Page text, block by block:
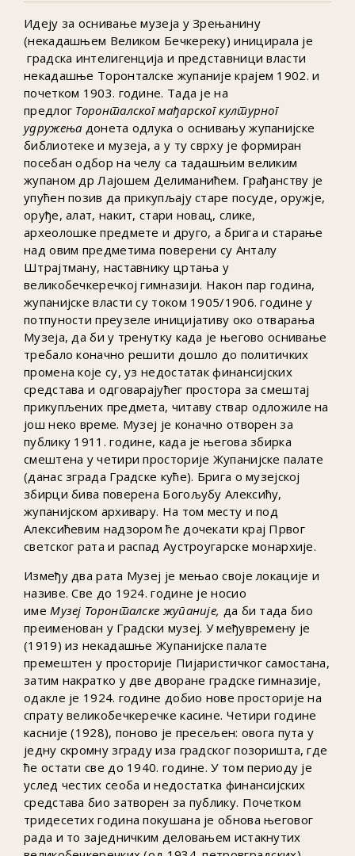
Идеју за оснивање музеја у Зрењанину
(некадашњем Великом Бечкереку) иницирала је
градска интелигенција и представници власти
некадашње Торонталске жупаније крајем 1902. и
почетком 1903. године. Тада је на
предлог Торонталског мађарског културног
удружења донета одлука о оснивању жупанијске
библиотеке и музеја, а у ту сврху је формиран
посебан одбор на челу са тадашњим великим
жупаном др Лајошем Делиманићем. Грађанству је
упућен позив да прикупљају старе посуде, оружје,
оруђе, алат, накит, стари новац, слике,
археолошке предмете и друго, а брига и старање
над овим предметима поверени су Анталу
Штрајтману, наставнику цртања у
великобечкеречкој гимназији. Након пар година,
жупанијске власти су током 1905/1906. године у
потпуности преузеле иницијативу око отварања
Музеја, да би у тренутку када је његово оснивање
требало коначно решити дошло до политичких
промена које су, уз недостатак финансијских
средстава и одговарајућег простора за смештај
прикупљених предмета, читаву ствар одложиле на
још неко време. Музеј је коначно отворен за
публику 1911. године, када је његова збирка
смештена у четири просторије Жупанијске палате
(данас зграда Градске куће). Брига о музејској
збирци бива поверена Богољубу Алексићу,
жупанијском архивару. На том месту и под
Алексићевим надзором ће дочекати крај Првог
светског рата и распад Аустроугарске монархије.
Између два рата Музеј је мењао своје локације и
називе. Све до 1924. године је носио
име Музеј Торонталске жупаније, да би тада био
преименован у Градски музеј. У међувремену је
(1919) из некадашње Жупанијске палате
премештен у просторије Пијаристичког самостана,
затим накратко у две дворане градске гимназије,
одакле је 1924. године добио нове просторије на
спрату великобечкеречке касине. Четири године
касније (1928), поново је пресељен: овога пута у
једну скромну зграду иза градског позоришта, где
ће остати све до 1940. године. У том периоду је
услед честих сеоба и недостатка финансијских
средстава био затворен за публику. Почетком
тридесетих година покушана је обнова његовог
рада и то заједничким деловањем истакнутих